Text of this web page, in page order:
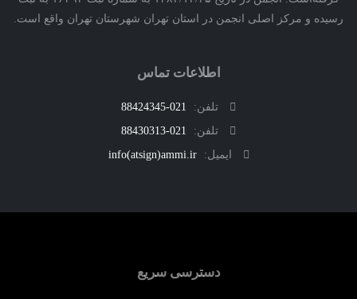
و مرکز اصلی انجمن در استان تهران شهرستان تهران واقع است.
اطلاعات تماس
تلفن:
021-88424345
تلفن:
021-88430313
ایمیل:
info(atsign)ammi.ir
دسترسی سریع